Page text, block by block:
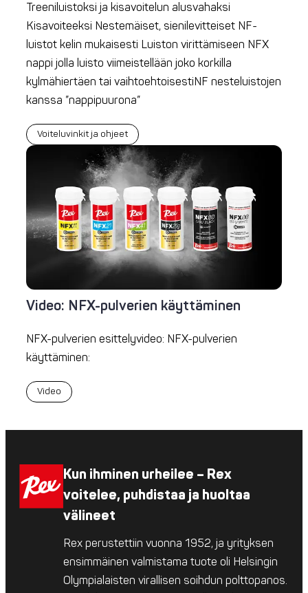
Treeniluistoksi ja kisavoitelun alusvahaksi
Kisavoiteeksi Nestemäiset, sienilevitteiset NF-
luistot kelin mukaisesti Luiston virittämiseen NFX
nappi jolla luisto viimeistellään joko korkilla
kylmähiertäen tai vaihtoehtoisestiNF nesteluistojen
kanssa ”nappipuurona”
Voiteluvinkit ja ohjeet
Video: NFX-pulverien käyttäminen
NFX-pulverien esittelyvideo: NFX-pulverien
käyttäminen:
Video
Kun ihminen urheilee – Rex
voitelee, puhdistaa ja huoltaa
välineet
Rex perustettiin vuonna 1952, ja yrityksen
ensimmäinen valmistama tuote oli Helsingin
Olympialaisten virallisen soihdun polttopanos.